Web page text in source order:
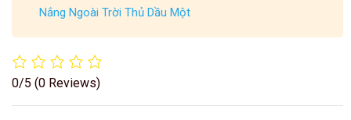
Nắng Ngoài Trời Thủ Dầu Một
0/5 (0 Reviews)